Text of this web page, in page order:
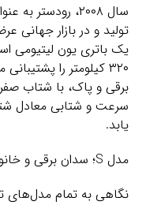
سال ۲۰۰۸،
تولید و در بازار
یک باتری یون‌ لیتیومی
۳۲۰ کیلومتر را
سرعت و شتابی معادل
یابد.
مدل S؛ سدان برقی و خانوادگی
نگاهی به تمام مدل‌های